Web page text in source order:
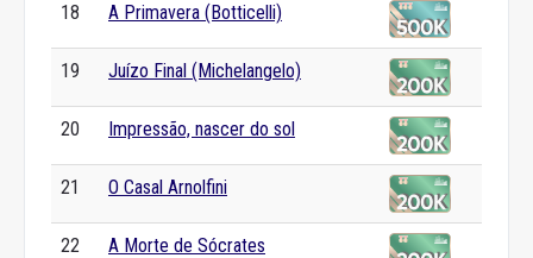
18 A Primavera (Botticelli)
19 Juízo Final (Michelangelo)
20 Impressão, nascer do sol
21 O Casal Arnolfini
22 A Morte de Sócrates